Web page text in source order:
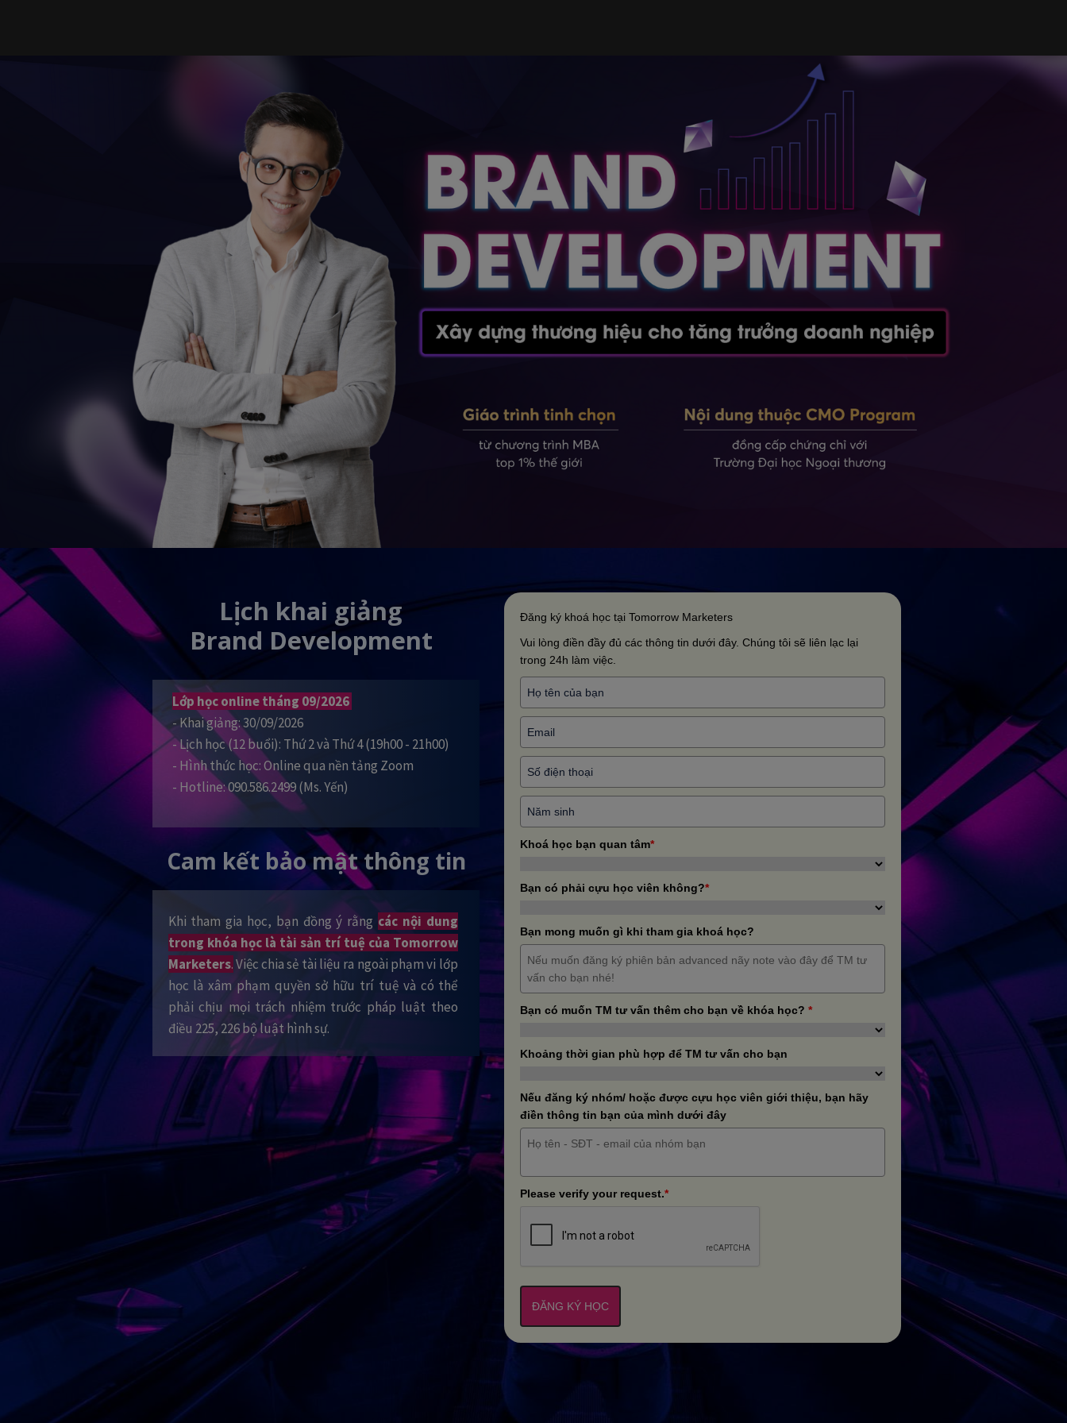
Lịch khai giảng
Brand Development
Lớp học online tháng 09/2026
- Khai giảng: 30/09/2026
- Lịch học (12 buổi): Thứ 2 và Thứ 4 (19h00 - 21h00)
- Hình thức học: Online qua nền tảng Zoom
- Hotline: 090.586.2499 (Ms. Yến)
Đăng ký khoá học tại Tomorrow Marketers
Vui lòng điền đầy đủ các thông tin dưới đây. Chúng tôi sẽ liên lạc lại
trong 24h làm việc.
Khoá học bạn quan tâm*
Bạn có phải cựu học viên không?*
Bạn mong muốn gì khi tham gia khoá học?
Bạn có muốn TM tư vấn thêm cho bạn về khóa học?*
Khoảng thời gian phù hợp để TM tư vấn cho bạn
Nếu đăng ký nhóm/ hoặc được cựu học viên giới thiệu, bạn hãy
điền thông tin bạn của mình dưới đây
Please verify your request.*
ĐĂNG KÝ HỌC
Khi tham gia học, bạn đồng ý rằng các nội dung
trong khóa học là tài sản trí tuệ của Tomorrow
Marketers.Việc chia sẻ tài liệu ra ngoài phạm vi lớp
học là xâm phạm quyền sở hữu trí tuệ và có thể
phải chịu mọi trách nhiệm trước pháp luật theo
điều 225, 226 bộ luật hình sự.
Cam kết bảo mật thông tin